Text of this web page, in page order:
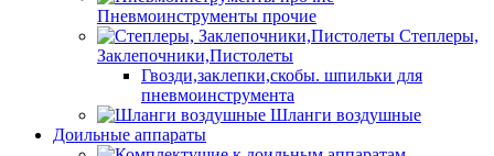
Пневмоинструменты прочие
Степлеры,
Заклепочники,Пистолеты
Гвозди,заклепки,скобы. шпильки для
пневмоинструмента
Шланги воздушные
Доильные аппараты